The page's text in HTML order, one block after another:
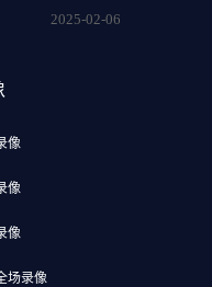
2025-02-06
像
像
像
场录像